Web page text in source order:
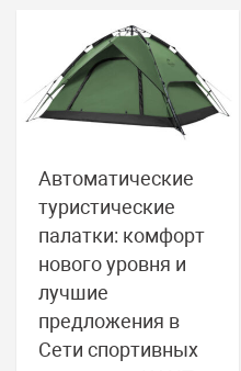
Автоматические
туристические
палатки: комфорт
нового уровня и
лучшие
предложения в
Сети спортивных